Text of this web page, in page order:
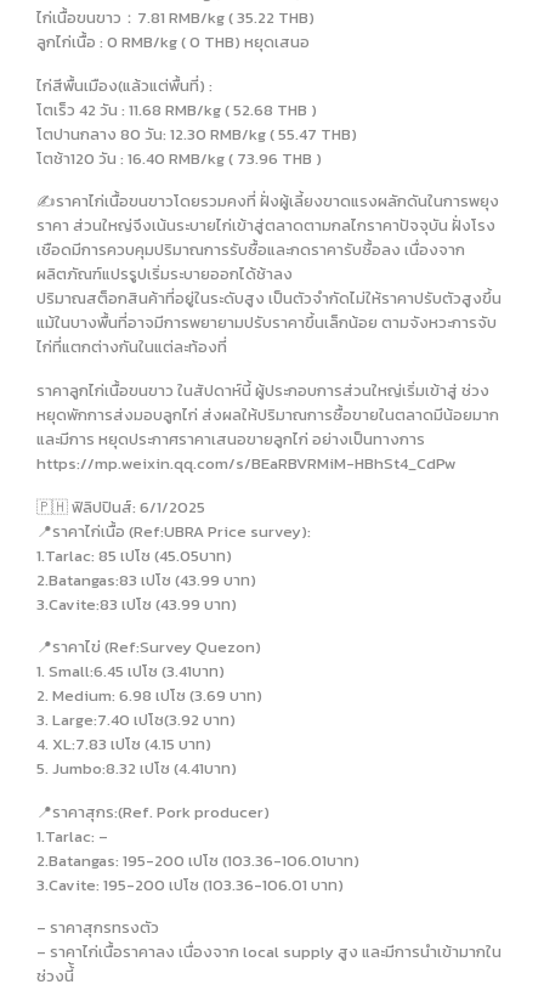
ไก่เนื้อขนขาว：7.81 RMB/kg ( 35.22 THB)
ลูกไก่เนื้อ : 0 RMB/kg ( 0 THB) หยุดเสนอ
ไก่สีพื้นเมือง(แล้วแต่พื้นที่) :
โตเร็ว 42 วัน : 11.68 RMB/kg ( 52.68 THB )
โตปานกลาง 80 วัน: 12.30 RMB/kg ( 55.47 THB)
โตช้า120 วัน : 16.40 RMB/kg ( 73.96 THB )
✍️ราคาไก่เนื้อขนขาวโดยรวมคงที่ ฝั่งผู้เลี้ยงขาดแรงผลักดันในการพยุง
ราคา ส่วนใหญ่จึงเน้นระบายไก่เข้าสู่ตลาดตามกลไกราคาปัจจุบัน ฝั่งโรง
เชือดมีการควบคุมปริมาณการรับซื้อและกดราคารับซื้อลง เนื่องจาก
ผลิตภัณฑ์แปรรูปเริ่มระบายออกได้ช้าลง
ปริมาณสต็อกสินค้าที่อยู่ในระดับสูง เป็นตัวจำกัดไม่ให้ราคาปรับตัวสูงขึ้น
แม้ในบางพื้นที่อาจมีการพยายามปรับราคาขึ้นเล็กน้อย ตามจังหวะการจับ
ไก่ที่แตกต่างกันในแต่ละท้องที่
ราคาลูกไก่เนื้อขนขาว ในสัปดาห์นี้ ผู้ประกอบการส่วนใหญ่เริ่มเข้าสู่ ช่วง
หยุดพักการส่งมอบลูกไก่ ส่งผลให้ปริมาณการซื้อขายในตลาดมีน้อยมาก
และมีการ หยุดประกาศราคาเสนอขายลูกไก่ อย่างเป็นทางการ
https://mp.weixin.qq.com/s/BEaRBVRMiM-HBhSt4_CdPw
🇵🇭 ฟิลิปปินส์: 6/1/2025
📍ราคาไก่เนื้อ (Ref:UBRA Price survey):
1.Tarlac: 85 เปโซ (45.05บาท)
2.Batangas:83 เปโซ (43.99 บาท)
3.Cavite:83 เปโซ (43.99 บาท)
📍ราคาไข่ (Ref:Survey Quezon)
1. Small:6.45 เปโซ (3.41บาท)
2. Medium: 6.98 เปโซ (3.69 บาท)
3. Large:7.40 เปโซ(3.92 บาท)
4. XL:7.83 เปโซ (4.15 บาท)
5. Jumbo:8.32 เปโซ (4.41บาท)
📍ราคาสุกร:(Ref. Pork producer)
1.Tarlac: –
2.Batangas: 195-200 เปโซ (103.36-106.01บาท)
3.Cavite: 195-200 เปโซ (103.36-106.01 บาท)
– ราคาสุกรทรงตัว
– ราคาไก่เนื้อราคาลง เนื่องจาก local supply สูง และมีการนำเข้ามากใน
ช่วงนี้้